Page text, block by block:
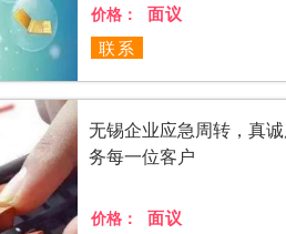
价格：
面议
联系
无锡企业应急周转，真
务每一位客户
价格：
面议